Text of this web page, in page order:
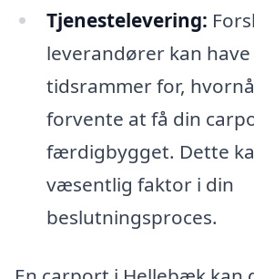
Tjenestelevering:
leverandører kan
tidsrammer for,
forvente at få din
færdigbygget. Dette
væsentlig faktor i din
beslutningsproces.